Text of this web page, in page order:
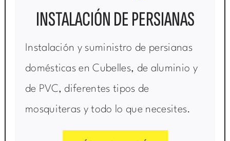
INSTALACIÓN DE PERSIANAS
Instalación y suministro de persianas
domésticas en Cubelles, de aluminio y
de PVC, diferentes tipos de
mosquiteras y todo lo que necesites.